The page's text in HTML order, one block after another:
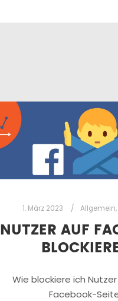
1. März 2023 Allgemein,
NUTZER AUF
Wie blockiere ich
Facebook-